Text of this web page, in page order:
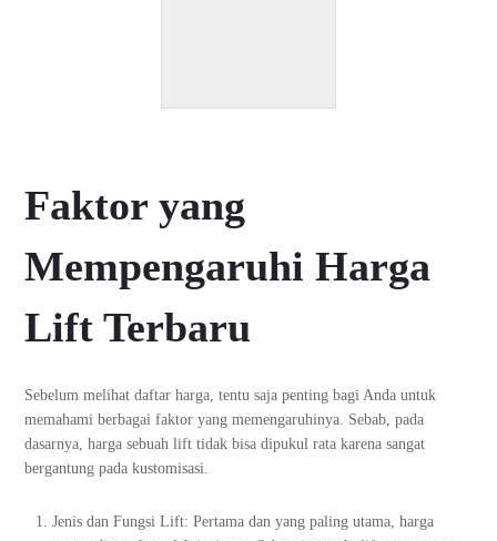
Faktor yang
Mempengaruhi Harga
Lift Terbaru
Sebelum melihat daftar harga, tentu saja penting bagi Anda untuk
memahami berbagai faktor yang memengaruhinya. Sebab, pada
dasarnya, harga sebuah lift tidak bisa dipukul rata karena sangat
bergantung pada kustomisasi.
Jenis dan Fungsi Lift: Pertama dan yang paling utama, harga